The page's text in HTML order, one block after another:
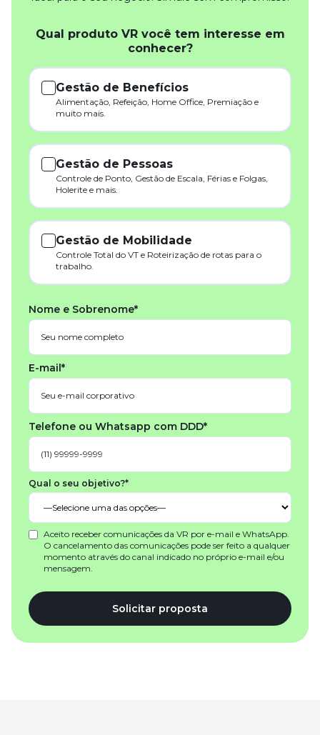
Qual produto VR você tem interesse em
conhecer?
Gestão de Benefícios
Alimentação, Refeição, Home Office, Premiação e
muito mais.
Gestão de Pessoas
Controle de Ponto, Gestão de Escala, Férias e Folgas,
Holerite e mais.
Gestão de Mobilidade
Controle Total do VT e Roteirização de rotas para o
trabalho.
Nome e Sobrenome*
E-mail*
Telefone ou Whatsapp com DDD*
Qual o seu objetivo?*
Aceito receber comunicações da VR por e-mail e WhatsApp.
O cancelamento das comunicações pode ser feito a qualquer
momento através do canal indicado no próprio e-mail e/ou
mensagem.
Solicitar proposta